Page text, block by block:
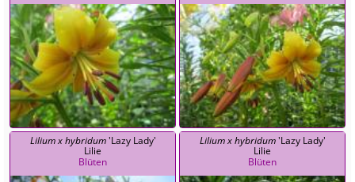
Lilium x hybridum'Lazy Lady'
Lilie
Blüten
Lilium x hybridum'Lazy Lady'
Lilie
Blüten